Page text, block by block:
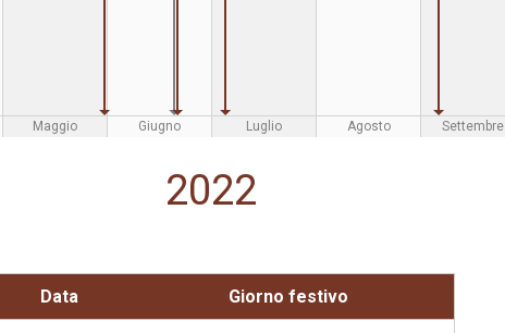
Maggio Giugno Luglio Agosto Settembre
2022
Data Giorno festivo